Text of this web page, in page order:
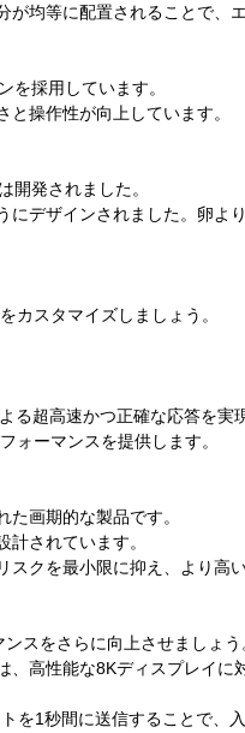
均等に配置されることで、
を採用しています。
操作性が向上しています。
開発されました。
デザインされました。卵
カスタマイズしましょう。
超高速かつ正確な応答を実
ォーマンスを提供します。
画期的な製品です。
されています。
クを最小限に抑え、より高
スをさらに向上させましょう
高性能な8Kディスプレイ
1秒間に送信することで、